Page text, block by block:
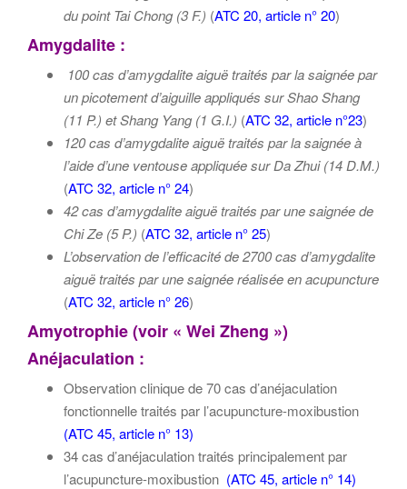
du point Tai Chong (3 F.) (ATC 20, article n° 20)
Amygdalite :
100 cas d’amygdalite aiguë traités par la saignée par
un picotement d’aiguille appliqués surShao Shang
(11 P.) etShang Yang (1 G.I.) (ATC 32, article n°23)
120 cas d’amygdalite aiguë traités par la saignée à
l’aide d’une ventouse appliquée sur Da Zhui (14 D.M.)
(ATC 32, article n° 24)
42 cas d’amygdalite aiguë traités par une saignée de
Chi Ze (5 P.) (ATC 32, article n° 25)
L’observation de l’efficacité de 2700 cas d’amygdalite
aiguë traités par une saignée réalisée en acupuncture
(ATC 32, article n° 26)
Amyotrophie (voir « Wei Zheng »)
Anéjaculation :
Observation clinique de 70 cas d’anéjaculation
fonctionnelle traités par l’acupuncture-moxibustion
(ATC 45, article n° 13)
34 cas d’anéjaculation traités principalement par
l’acupuncture-moxibustion (ATC 45, article n° 14)